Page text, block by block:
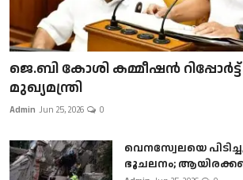
ജെ.ബി കോശി കമ്മീഷൻ റിപ്പോർട്ട്
മുഖ്യമന്ത്രി
Admin Jun 25, 2026 0
വെനസ്വേലയെ
ഭൂചലനം;